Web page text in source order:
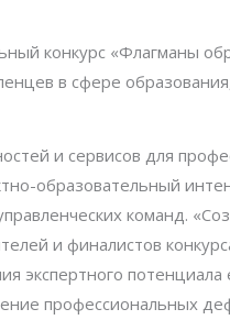
конкурс «Флагманы
в сфере
и сервисов для
образовательный
команд.
и финалистов
экспертного
профессиональных